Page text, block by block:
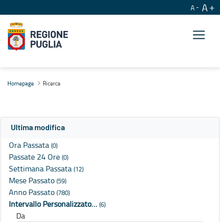
A A
Homepage Ricerca
Ultima modifica
Ora Passata (0)
Passate 24 Ore (0)
Settimana Passata (12)
Mese Passato (59)
Anno Passato (780)
Intervallo Personalizzato… (6)
Da